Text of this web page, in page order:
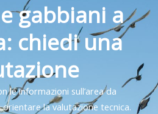
gabbiani a
chiedi una
le informazioni sull’area da
la valutazione tecnica.